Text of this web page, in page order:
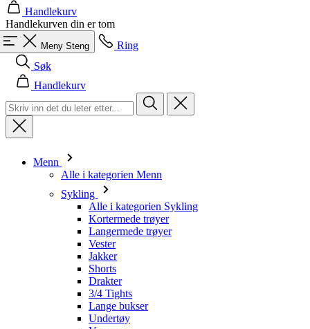
Søk
Handlekurv
Menn
Alle i kategorien Menn
Langermede trøyer
Vester
Jakker
Shorts
Drakter
3/4 Tights
Lange bukser
Undertøy
Varmere
Caps
Hansker
Sokker
Tilbehør